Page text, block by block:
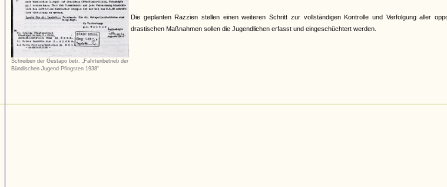
Schreiben der Gestapo betr. „Fahrtenbetrieb der
Bündischen Jugend Pfingsten 1938“
Die geplanten Razzien stellen einen weiteren Schritt zur vollständigen Kontrolle und Verfolgung aller
drastischen Maßnahmen sollen die Jugendlichen erfasst und eingeschüchtert werden.